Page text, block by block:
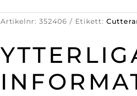
Artikelnr:352406 Etikett: